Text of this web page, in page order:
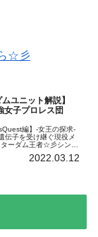
☆彡
ユニット解説】
子プロレス団
編】‐女王の探求‐
伝子を受け継ぐ現役メ
ーダム王者☆彡シンデ
2022.03.12